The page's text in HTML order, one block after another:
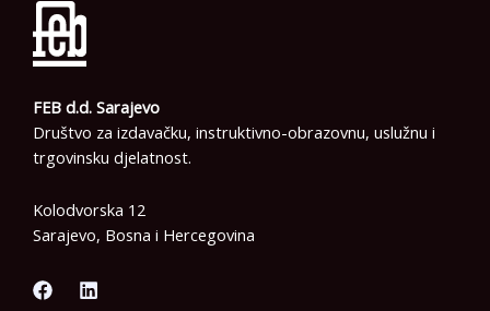
FEB d.d. Sarajevo
Društvo za izdavačku, instruktivno-obrazovnu, uslužnu i
trgovinsku djelatnost.
Kolodvorska 12
Sarajevo, Bosna i Hercegovina